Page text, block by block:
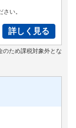
い。
詳しく見る
ため課税対象外とな